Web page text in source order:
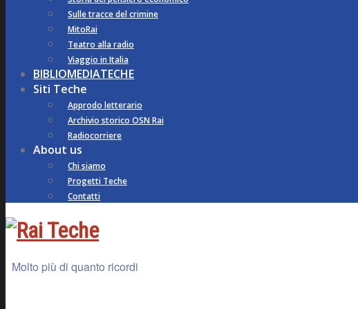
Sulle tracce del crimine
MitoRai
Teatro alla radio
Viaggio in Italia
BIBLIOMEDIATECHE
Siti Teche
Approdo letterario
Archivio storico OSN Rai
Radiocorriere
About us
Chi siamo
Progetti Teche
Contatti
Molto più di quanto ricordi